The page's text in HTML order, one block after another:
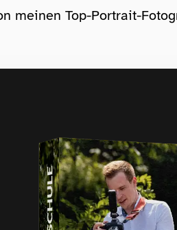
meinen Top-Portrait-